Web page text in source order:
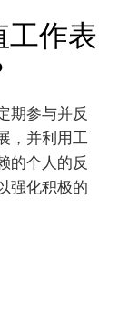
作表
期参与并反
，并利用工
的个人的反
强化积极的